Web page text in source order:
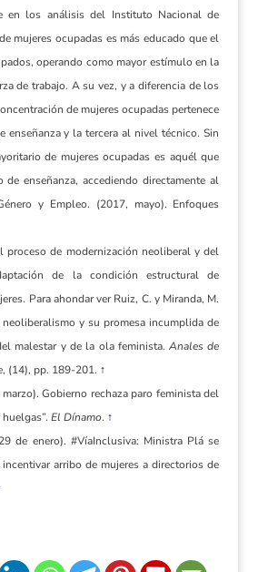
en los análisis del Instituto Nacional de
mujeres ocupadas es más educado que el
operando como mayor estímulo en la
de trabajo. A su vez, y a diferencia de los
de mujeres ocupadas pertenece
enseñanza y la tercera al nivel técnico. Sin
de mujeres ocupadas es aquél que
enseñanza, accediendo directamente al
y Empleo. (2017, mayo). Enfoques
proceso de modernización neoliberal y del
de la condición estructural de
Para ahondar ver Ruiz, C. y Miranda, M.
y su promesa incumplida de
malestar y de la ola feminista.Anales de
, (14), pp. 189-201. ↑
Gobierno rechaza paro feminista del
El Dínamo. ↑
de enero). #VíaInclusiva: Ministra Plá se
arribo de mujeres a directorios de